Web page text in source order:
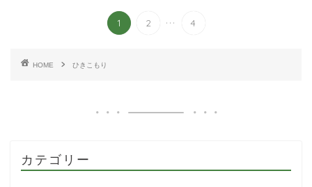
1 2 ... 4
HOME ひきこもり
カテゴリー